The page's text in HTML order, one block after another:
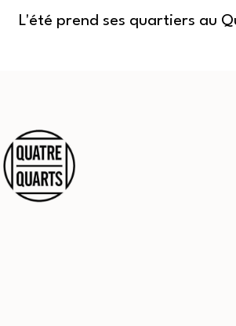
L'été prend ses quartiers au
contenu